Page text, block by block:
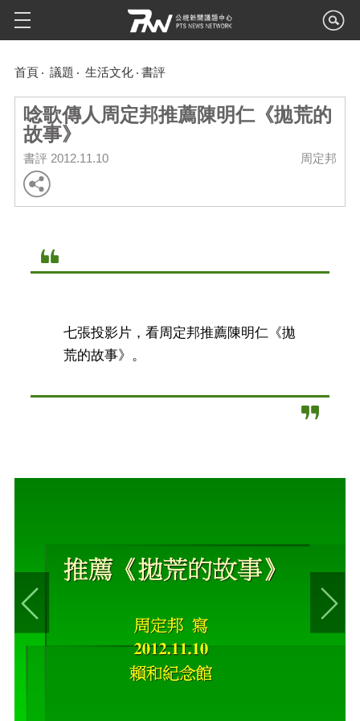
首頁 議題 生活文化 書評
唸歌傳人周定邦推薦陳明仁《拋荒的
故事》
書評 2012.11.10 周定邦
七張投影片，看周定邦推薦陳明仁《拋
荒的故事》。